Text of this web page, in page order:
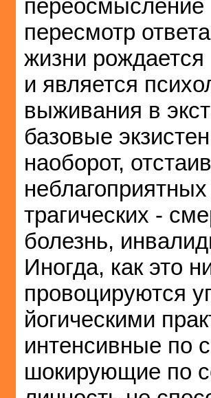
пересмотр
жизни рождается
и является
выживания в
базовые
наоборот,
трагических -
болезнь,
Иногда, как это
провоцируются
йогическими
интенсивные по
шокирующие по